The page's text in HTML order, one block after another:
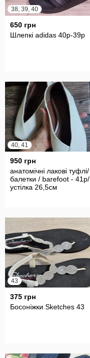
38, 39, 40
650 грн
Шлепкі adidas 40р-39р
40, 41
950 грн
анатомічні лакові туфлі/
балетки / barefoot - 41р/
устілка 26,5см
43
375 грн
Босоніжки Sketches 43